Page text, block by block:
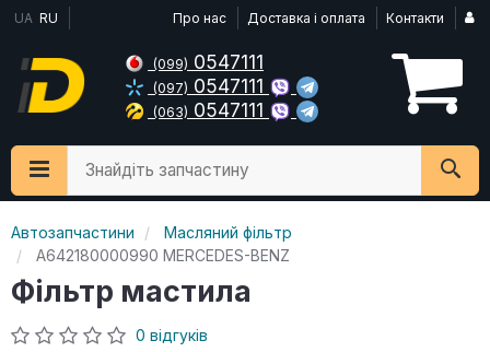
UA RU Про нас Доставка і оплата Контакти
(099) 0547111
(097) 0547111
(063) 0547111
Знайдіть запчастину
Автозапчастини
Масляний фільтр
A642180000990 MERCEDES-BENZ
Фільтр мастила
0 відгуків